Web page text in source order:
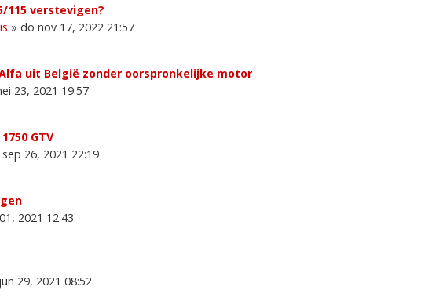
115 verstevigen?
» do nov 17, 2022 21:57
Alfa uit België zonder oorspronkelijke motor
23, 2021 19:57
GTV
26, 2021 22:19
2021 12:43
29, 2021 08:52